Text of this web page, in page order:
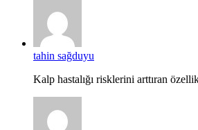
tahin sağduyu
Kalp hastalığı risklerini arttıran